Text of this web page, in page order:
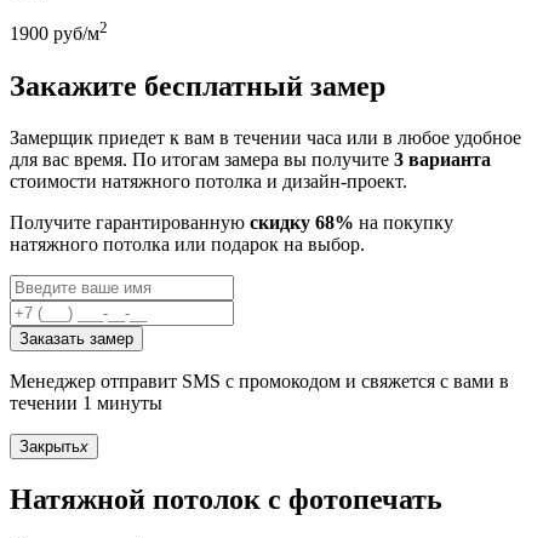
1900 руб/м2
Закажите бесплатный замер
Замерщик приедет к вам в течении часа или в любое удобное
для вас время. По итогам замера вы получите 3 варианта
стоимости натяжного потолка и дизайн-проект.
Получите гарантированную скидку 68% на покупку
натяжного потолка или подарок на выбор.
Заказать замер
Менеджер отправит SMS с промокодом и свяжется с вами в
течении 1 минуты
Закрытьx
Натяжной потолок с фотопечать